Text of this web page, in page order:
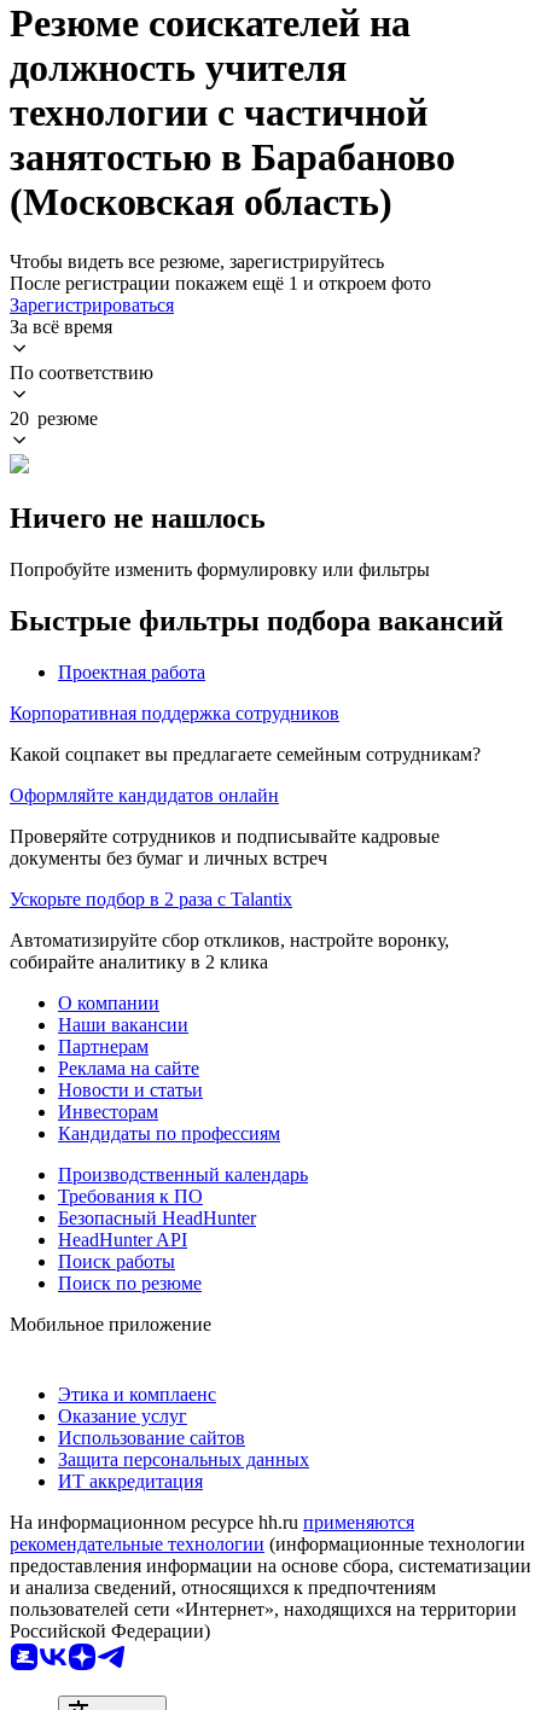
Резюме соискателей на
должность учителя
технологии с частичной
занятостью в Барабаново
(Московская область)
Чтобы видеть все резюме, зарегистрируйтесь
После регистрации покажем ещё 1 и откроем фото
Зарегистрироваться
За всё время
По соответствию
20 резюме
Ничего не нашлось
Попробуйте изменить формулировку или фильтры
Быстрые фильтры подбора вакансий
Проектная работа
Корпоративная поддержка сотрудников
Какой соцпакет вы предлагаете семейным сотрудникам?
Оформляйте кандидатов онлайн
Проверяйте сотрудников и подписывайте кадровые
документы без бумаг и личных встреч
Ускорьте подбор в 2 раза с Talantix
Автоматизируйте сбор откликов, настройте воронку,
собирайте аналитику в 2 клика
О компании
Наши вакансии
Партнерам
Реклама на сайте
Новости и статьи
Инвесторам
Кандидаты по профессиям
Производственный календарь
Требования к ПО
Безопасный HeadHunter
HeadHunter API
Поиск работы
Поиск по резюме
Мобильное приложение
Этика и комплаенс
Оказание услуг
Использование сайтов
Защита персональных данных
ИТ аккредитация
На информационном ресурсе hh.ru применяются
рекомендательные технологии (информационные технологии
предоставления информации на основе сбора, систематизации
и анализа сведений, относящихся к предпочтениям
пользователей сети «Интернет», находящихся на территории
Российской Федерации)